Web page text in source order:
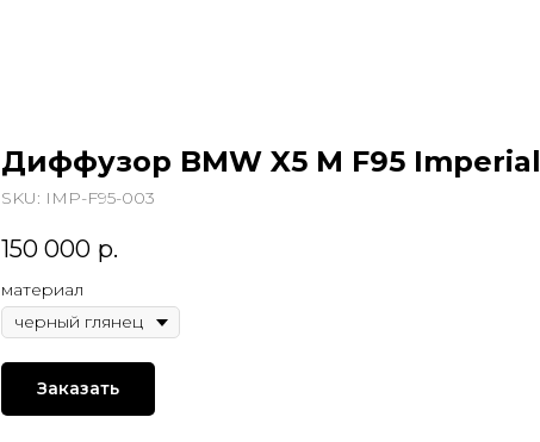
Диффузор BMW X5 M F95 Imperial
SKU: IMP-F95-003
150 000 р.
материал
Заказать